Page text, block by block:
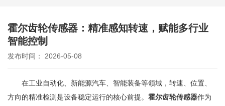
霍尔齿轮传感器：精准感知转速，赋能多行业
智能控制
发布时间： 2026-05-08
在工业自动化、新能源汽车、智能装备等领域，转速、位置、
方向的精准检测是设备稳定运行的核心前提。 霍尔齿轮传感器作为